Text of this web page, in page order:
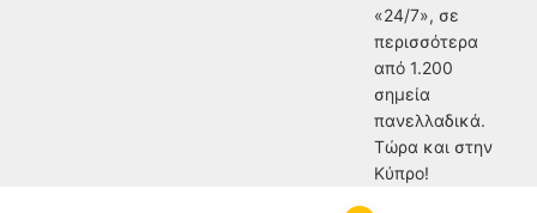
«24/7», σε
περισσότερα
από 1.200
σημεία
πανελλαδικά.
Tώρα και στην
Κύπρο!